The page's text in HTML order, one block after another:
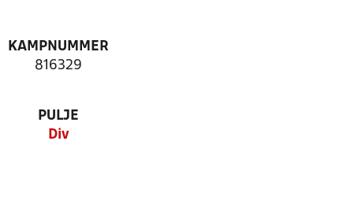
KAMPNUMMER
816329
PULJE
Div